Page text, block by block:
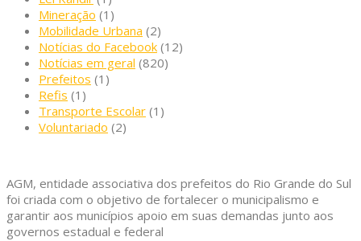
Mineração (1)
Mobilidade Urbana (2)
Notícias do Facebook (12)
Notícias em geral (820)
Prefeitos (1)
Refis (1)
Transporte Escolar (1)
Voluntariado (2)
AGM, entidade associativa dos prefeitos do Rio Grande do Sul
foi criada com o objetivo de fortalecer o municipalismo e
garantir aos municípios apoio em suas demandas junto aos
governos estadual e federal